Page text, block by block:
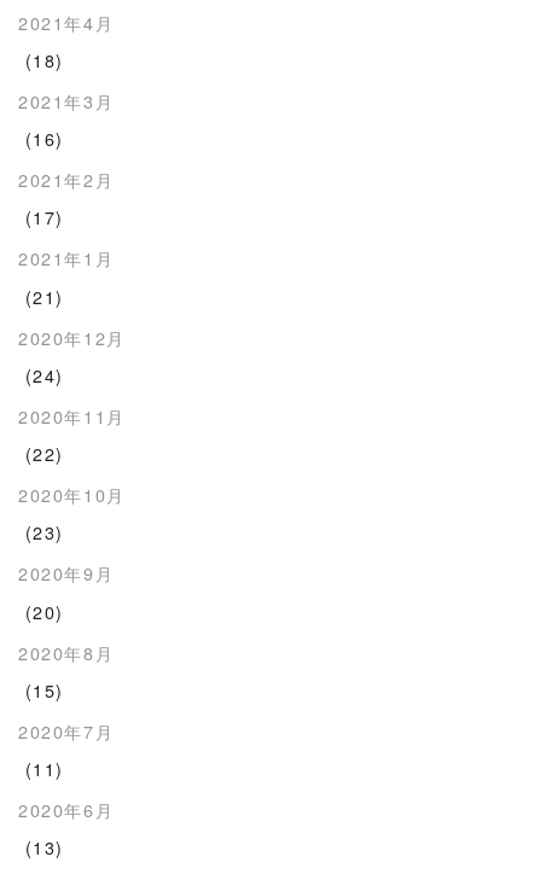
2021年4月
(18)
2021年3月
(16)
2021年2月
(17)
2021年1月
(21)
2020年12月
(24)
2020年11月
(22)
2020年10月
(23)
2020年9月
(20)
2020年8月
(15)
2020年7月
(11)
2020年6月
(13)